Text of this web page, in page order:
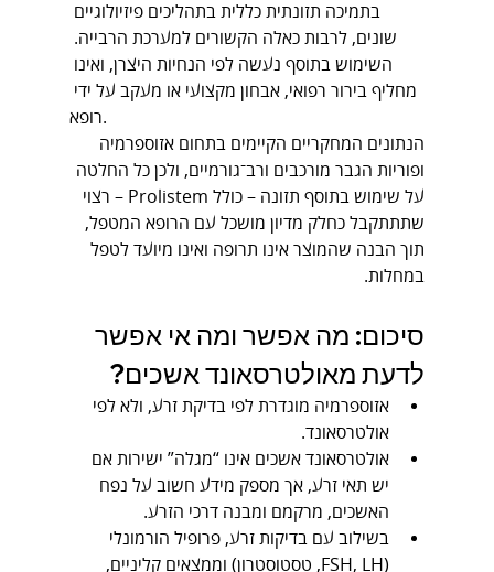
בתמיכה תזונתית כללית בתהליכים פיזיולוגיים
שונים, לרבות כאלה הקשורים למערכת הרבייה.
השימוש בתוסף נעשה לפי הנחיות היצרן, ואינו
מחליף בירור רפואי, אבחון מקצועי או מעקב על ידי
רופא.
הנתונים המחקריים הקיימים בתחום אזוספרמיה
ופוריות הגבר מורכבים ורב־גורמיים, ולכן כל החלטה
על שימוש בתוסף תזונה – כולל Prolistem – רצוי
שתתתקבל כחלק מדיון מושכל עם הרופא המטפל,
תוך הבנה שהמוצר אינו תרופה ואינו מיועד לטפל
במחלות.
סיכום: מה אפשר ומה אי אפשר
לדעת מאולטרסאונד אשכים?
אזוספרמיה מוגדרת לפי בדיקת זרע, ולא לפי
אולטרסאונד.
אולטרסאונד אשכים אינו “מגלה” ישירות אם
יש תאי זרע, אך מספק מידע חשוב על נפח
האשכים, מרקמם ומבנה דרכי הזרע.
בשילוב עם בדיקות זרע, פרופיל הורמונלי
(FSH, LH, טסטוסטרון) וממצאים קליניים,